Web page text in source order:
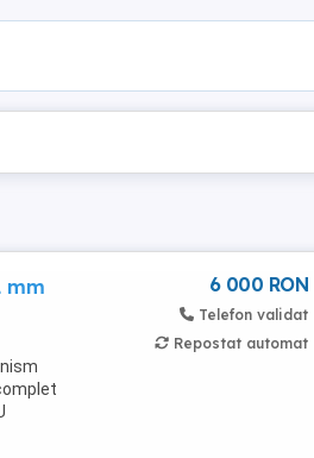
mm
6 000 RON
Telefon validat
Repostat automat